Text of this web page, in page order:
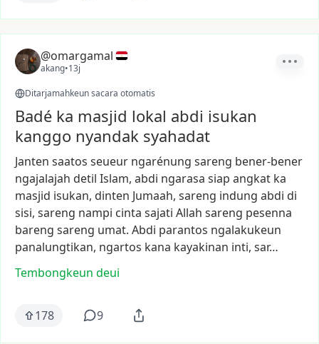
@omargamal
akang•13j
Ditarjamahkeun sacara otomatis
Badé ka masjid lokal abdi isukan
kanggo nyandak syahadat
Janten saatos seueur ngarénung sareng bener-bener
ngajalajah detil Islam, abdi ngarasa siap angkat ka
masjid isukan, dinten Jumaah, sareng indung abdi di
sisi, sareng nampi cinta sajati Allah sareng pesenna
bareng sareng umat. Abdi parantos ngalakukeun
panalungtikan, ngartos kana kayakinan inti, sar…
Tembongkeun deui
178 9